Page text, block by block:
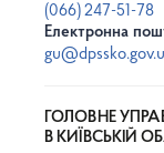
(066) 247-51-78
Електронна
ГОЛОВНЕ
В КИЇВСЬКІЙ